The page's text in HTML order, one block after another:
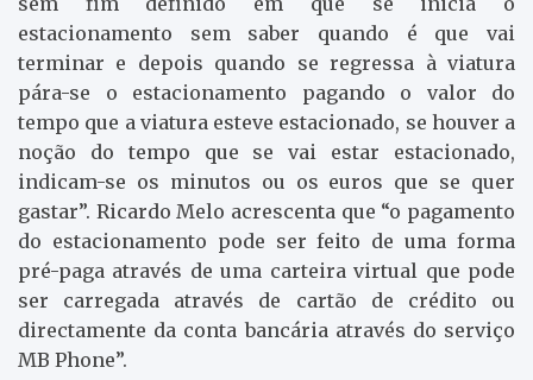
estacionamento sem saber quando é que vai
terminar e depois quando se regressa à viatura
pára-se o estacionamento pagando o valor do
tempo que a viatura esteve estacionado, se houver a
noção do tempo que se vai estar estacionado,
indicam-se os minutos ou os euros que se quer
gastar”. Ricardo Melo acrescenta que “o pagamento
do estacionamento pode ser feito de uma forma
pré-paga através de uma carteira virtual que pode
ser carregada através de cartão de crédito ou
directamente da conta bancária através do serviço
MB Phone”.